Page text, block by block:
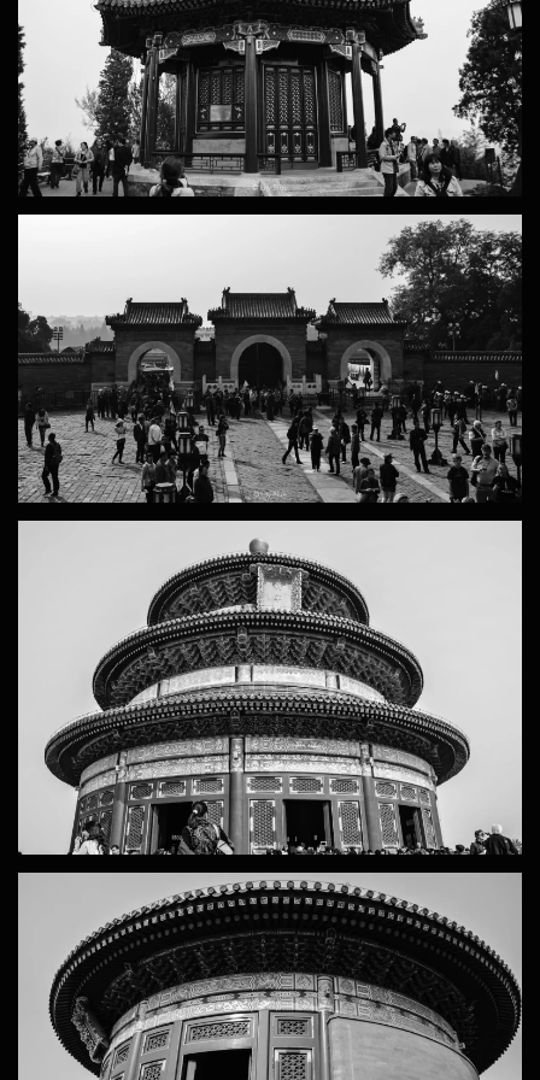
ZOOM
ZOOM
ZOOM
ZOOM